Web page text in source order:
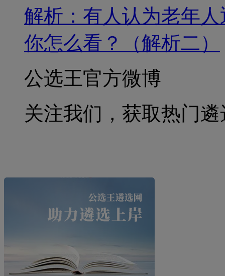
解析：有人认为老年
你怎么看？（解析二）
公选王官方微博
关注我们，获取热门